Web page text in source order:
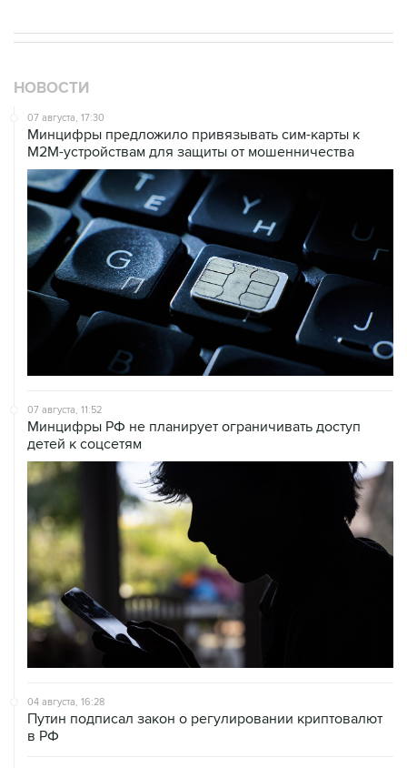
НОВОСТИ
07 августа, 17:30
Минцифры предложило привязывать сим-карты к
M2M-устройствам для защиты от мошенничества
07 августа, 11:52
Минцифры РФ не планирует ограничивать доступ
детей к соцсетям
04 августа, 16:28
Путин подписал закон о регулировании криптовалют
в РФ